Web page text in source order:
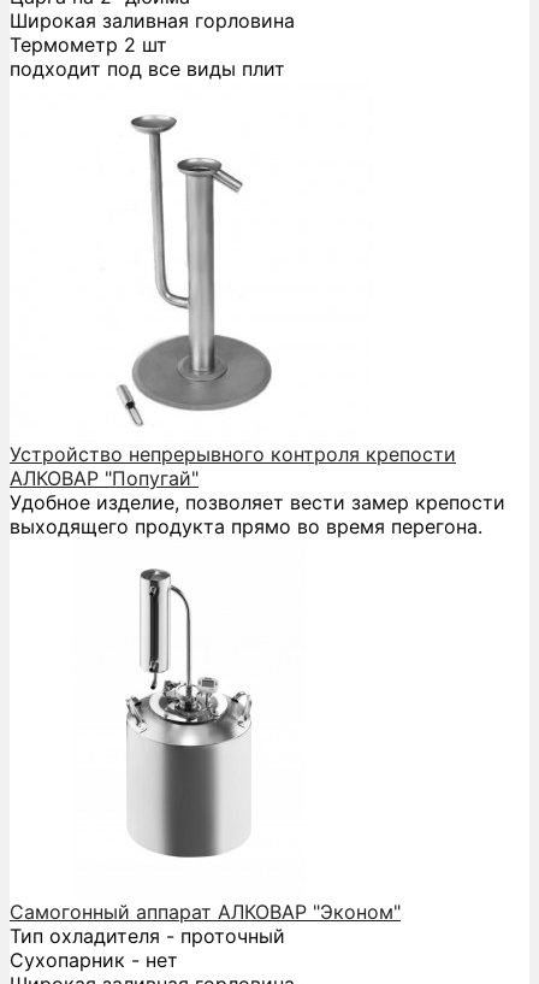
Широкая заливная горловина
Термометр 2 шт
подходит под все виды плит
Устройство непрерывного контроля крепости
АЛКОВАР "Попугай"
Удобное изделие, позволяет вести замер крепости
выходящего продукта прямо во время перегона.
Самогонный аппарат АЛКОВАР "Эконом"
Тип охладителя - проточный
Сухопарник - нет